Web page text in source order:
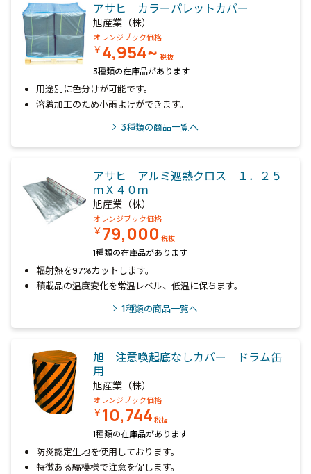
アサヒ カラーパレットカバー
旭産業（株）
オレンジブック価格
￥4,954~ 税抜
3種類の在庫品があります
用途別に色分けが可能です。
溶着加工のため小雨よけができます。
3種類の商品一覧へ
アサヒ アルミ遮熱クロス １．２５
ｍＸ４０ｍ
旭産業（株）
オレンジブック価格
￥79,000 税抜
1種類の在庫品があります
輻射熱を97%カットします。
積載品の温度変化を常温レベル、低温に保ちます。
1種類の商品一覧へ
旭 注意喚起底なしカバー ドラム缶
用
旭産業（株）
オレンジブック価格
￥10,744 税抜
1種類の在庫品があります
防炎認定生地を使用しております。
特徴ある縞模様で注意を促します。